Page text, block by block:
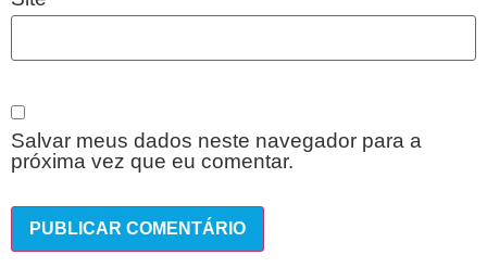
Salvar meus dados neste navegador para a
próxima vez que eu comentar.